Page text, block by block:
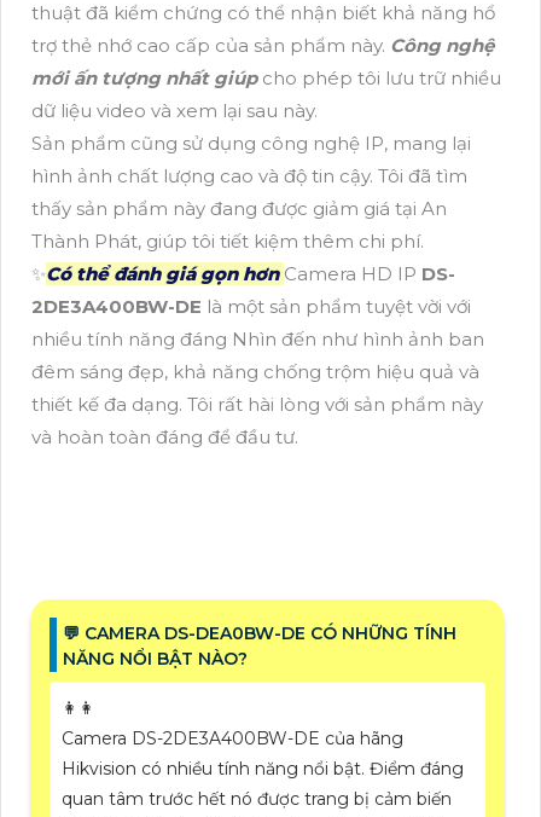
thuật đã kiểm chứng có thể nhận biết khả năng hổ
trợ thẻ nhớ cao cấp của sản phẩm này. Công nghệ
mới ấn tượng nhất giúpcho phép tôi lưu trữ nhiều
dữ liệu video và xem lại sau này.
Sản phẩm cũng sử dụng công nghệ IP, mang lại
hình ảnh chất lượng cao và độ tin cậy. Tôi đã tìm
thấy sản phẩm này đang được giảm giá tại An
Thành Phát, giúp tôi tiết kiệm thêm chi phí.
✨Có thể đánh giá gọn hơn Camera HD IP DS-
2DE3A400BW-DE là một sản phẩm tuyệt vời với
nhiều tính năng đáng Nhìn đến như hình ảnh ban
đêm sáng đẹp, khả năng chống trộm hiệu quả và
thiết kế đa dạng. Tôi rất hài lòng với sản phẩm này
và hoàn toàn đáng để đầu tư.
️💬 CAMERA DS-DEA0BW-DE CÓ NHỮNG TÍNH
NĂNG NỔI BẬT NÀO?
️👩‍👩
Camera DS-2DE3A400BW-DE của hãng
Hikvision có nhiều tính năng nổi bật. Điểm đáng
quan tâm trước hết nó được trang bị cảm biến